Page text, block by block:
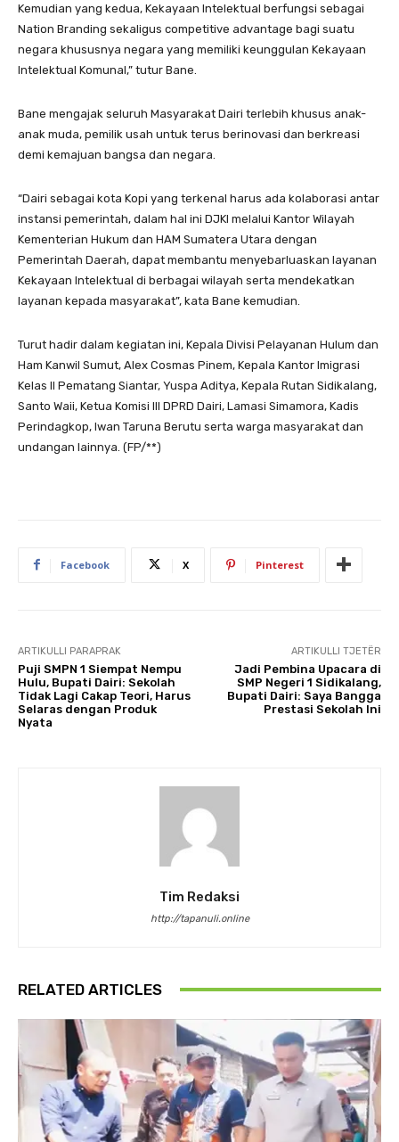
Kemudian yang kedua, Kekayaan Intelektual berfungsi sebagai
Nation Branding sekaligus competitive advantage bagi suatu
negara khususnya negara yang memiliki keunggulan Kekayaan
Intelektual Komunal,” tutur Bane.
Bane mengajak seluruh Masyarakat Dairi terlebih khusus anak-
anak muda, pemilik usah untuk terus berinovasi dan berkreasi
demi kemajuan bangsa dan negara.
“Dairi sebagai kota Kopi yang terkenal harus ada kolaborasi antar
instansi pemerintah, dalam hal ini DJKI melalui Kantor Wilayah
Kementerian Hukum dan HAM Sumatera Utara dengan
Pemerintah Daerah, dapat membantu menyebarluaskan layanan
Kekayaan Intelektual di berbagai wilayah serta mendekatkan
layanan kepada masyarakat”, kata Bane kemudian.
Turut hadir dalam kegiatan ini, Kepala Divisi Pelayanan Hulum dan
Ham Kanwil Sumut, Alex Cosmas Pinem, Kepala Kantor Imigrasi
Kelas II Pematang Siantar, Yuspa Aditya, Kepala Rutan Sidikalang,
Santo Waii, Ketua Komisi III DPRD Dairi, Lamasi Simamora, Kadis
Perindagkop, Iwan Taruna Berutu serta warga masyarakat dan
undangan lainnya. (FP/**)
Facebook X Pinterest
ARTIKULLI PARAPRAK
Puji SMPN 1 Siempat Nempu
Hulu, Bupati Dairi: Sekolah
Tidak Lagi Cakap Teori, Harus
Selaras dengan Produk
Nyata
ARTIKULLI TJETËR
Jadi Pembina Upacara di
SMP Negeri 1 Sidikalang,
Bupati Dairi: Saya Bangga
Prestasi Sekolah Ini
Tim Redaksi
http://tapanuli.online
RELATED ARTICLES